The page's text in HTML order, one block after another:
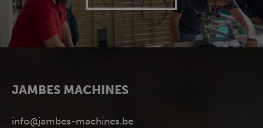
JAMBES MACHINES
info@jambes-machines.be